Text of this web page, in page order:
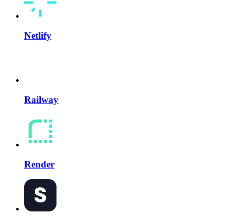
Netlify
Railway
Render